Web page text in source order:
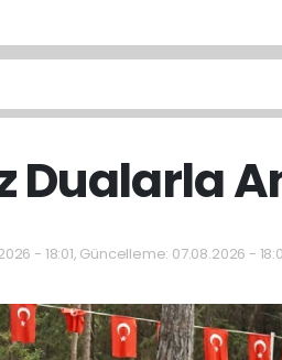
- 18:01, Güncelleme: 07.08.2026 -